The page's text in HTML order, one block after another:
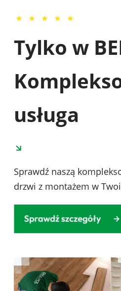
Tylko w
usługa
Sprawdź naszą
drzwi z montażem w